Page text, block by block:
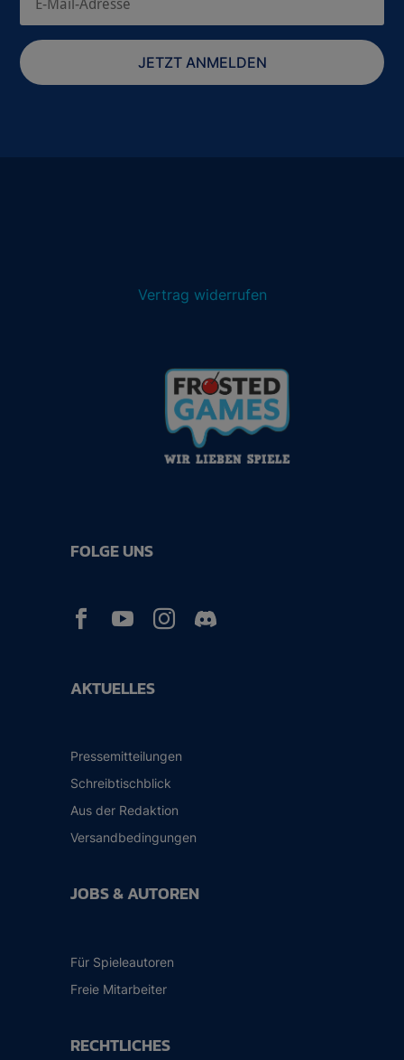
JETZT ANMELDEN
Vertrag widerrufen
AKTUELLES
Pressemitteilungen
Schreibtischblick
Aus der Redaktion
Versandbedingungen
JOBS & AUTOREN
Für Spieleautoren
Freie Mitarbeiter
RECHTLICHES
FOLGE UNS
  